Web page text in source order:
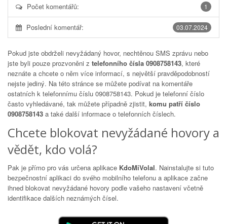
1
Počet komentářů:
03.07.2024
Poslední komentář:
Pokud jste obdrželi nevyžádaný hovor, nechtěnou SMS zprávu nebo
jste byli pouze prozvoněni z telefonního čísla 0908758143, které
neznáte a chcete o něm více informací, s největší pravděpodobností
nejste jediný. Na této stránce se můžete podívat na komentáře
ostatních k telefonnímu číslu 0908758143. Pokud je telefonní číslo
často vyhledávané, tak můžete případně zjistit, komu patří číslo
0908758143 a také další informace o telefonních číslech.
Chcete blokovat nevyžádané hovory a
vědět, kdo volá?
Pak je přímo pro vás určena aplikace KdoMiVolal. Nainstalujte si tuto
bezpečnostní aplikaci do svého mobilního telefonu a aplikace začne
ihned blokovat nevyžádané hovory podle vašeho nastavení včetně
identifikace dalších neznámých čísel.